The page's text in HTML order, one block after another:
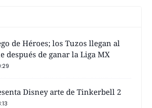
de Héroes; los Tuzos llegan al
después de ganar la Liga MX
Disney arte de Tinkerbell 2